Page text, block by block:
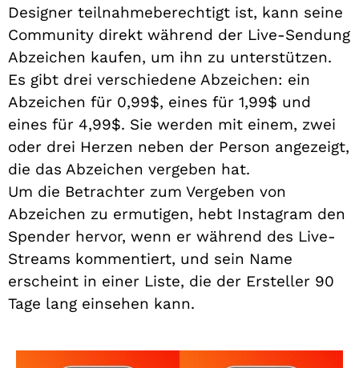
Designer teilnahmeberechtigt ist, kann seine
Community direkt während der Live-Sendung
Abzeichen kaufen, um ihn zu unterstützen.
Es gibt drei verschiedene Abzeichen: ein
Abzeichen für 0,99$, eines für 1,99$ und
eines für 4,99$. Sie werden mit einem, zwei
oder drei Herzen neben der Person angezeigt,
die das Abzeichen vergeben hat.
Um die Betrachter zum Vergeben von
Abzeichen zu ermutigen, hebt Instagram den
Spender hervor, wenn er während des Live-
Streams kommentiert, und sein Name
erscheint in einer Liste, die der Ersteller 90
Tage lang einsehen kann.